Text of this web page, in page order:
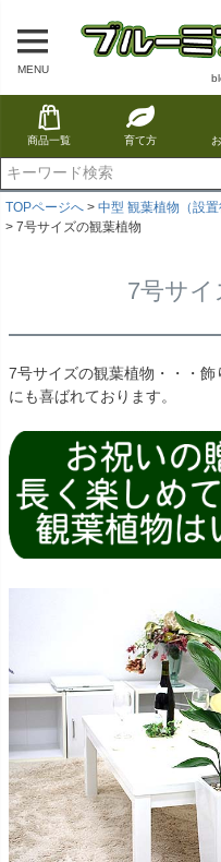
MENU
商品一覧 育て方
TOPページへ
中型 観葉植物（設置
7号サイズの観葉植物
7号サイ
7号サイズの観葉植物・・・
にも喜ばれております。